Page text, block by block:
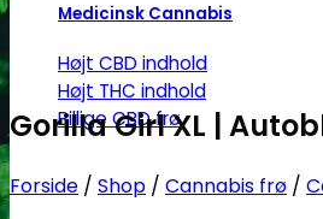
Medicinsk Cannabis
Højt CBD indhold
Højt THC indhold
Billige CBD frø
Gorilla Girl XL |
Forside / Shop / Cannabis frø /